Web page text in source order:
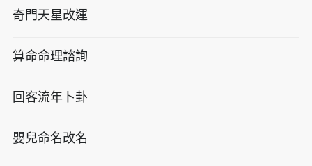
奇門天星改運
算命命理諮詢
回客流年卜卦
嬰兒命名改名